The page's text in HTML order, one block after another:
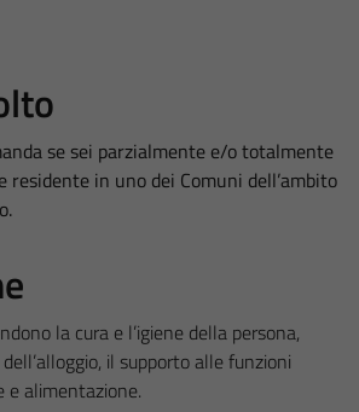
se sei parzialmente e/o totalmente
in uno dei Comuni dell’ambito
la cura e l’igiene della persona,
il supporto alle funzioni
e alimentazione.